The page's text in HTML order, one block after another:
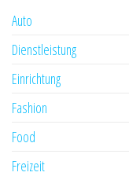
Auto
Dienstleistung
Einrichtung
Fashion
Food
Freizeit